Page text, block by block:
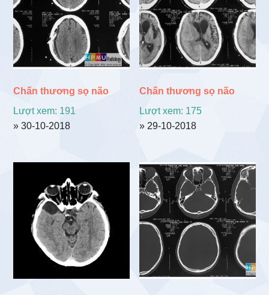
Chấn thương sọ não
Lượt xem: 191
» 30-10-2018
Chấn thương sọ não
Lượt xem: 175
» 29-10-2018